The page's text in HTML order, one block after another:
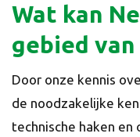
Wat kan
gebied
Door onze kennis
de noodzakelijke
technische haken en